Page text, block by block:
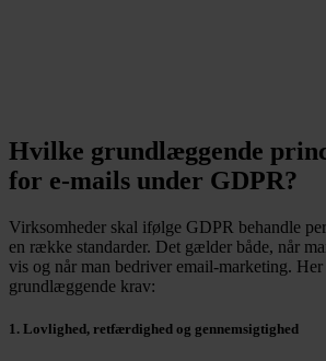
Hvilke grundlæggende
for e-mails under GDPR?
Virksomheder skal ifølge GDPR behandle
en række standarder. Det gælder både, når
vis og når man bedriver email-marketing.
grundlæggende krav:
1. Lovlighed, retfærdighed og gennemsigtighed